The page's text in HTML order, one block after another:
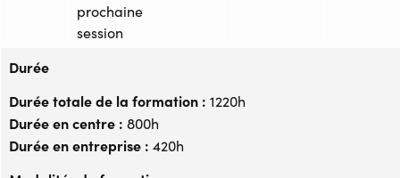
prochaine
session
Durée
Durée totale de la formation : 1220h
Durée en centre : 800h
Durée en entreprise : 420h